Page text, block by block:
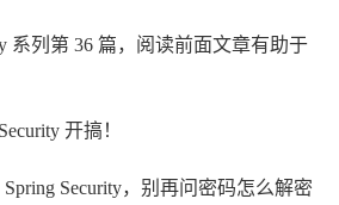
系列第 36 篇，阅读前面文章有助于
开搞！
Security，别再问密码怎么解密